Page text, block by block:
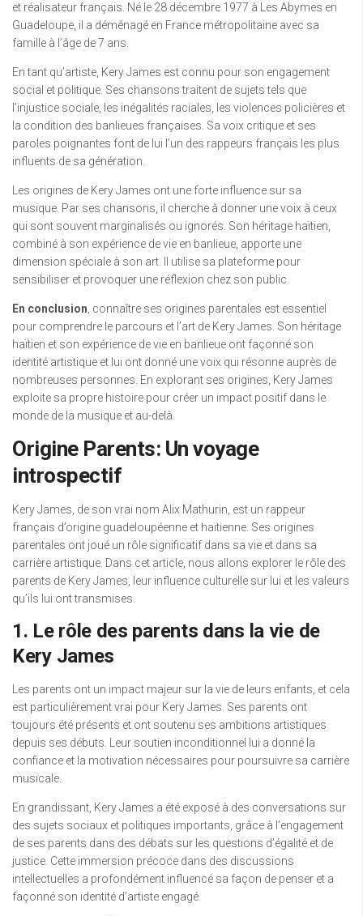
et réalisateur français. Né le 28 décembre 1977 à Les Abymes en
Guadeloupe, il a déménagé en France métropolitaine avec sa
famille à l’âge de 7 ans.
En tant qu’artiste, Kery James est connu pour son engagement
social et politique. Ses chansons traitent de sujets tels que
l’injustice sociale, les inégalités raciales, les violences policières et
la condition des banlieues françaises. Sa voix critique et ses
paroles poignantes font de lui l’un des rappeurs français les plus
influents de sa génération.
Les origines de Kery James ont une forte influence sur sa
musique. Par ses chansons, il cherche à donner une voix à ceux
qui sont souvent marginalisés ou ignorés. Son héritage haïtien,
combiné à son expérience de vie en banlieue, apporte une
dimension spéciale à son art. Il utilise sa plateforme pour
sensibiliser et provoquer une réflexion chez son public.
En conclusion , connaître ses origines parentales est essentiel
pour comprendre le parcours et l’art de Kery James. Son héritage
haïtien et son expérience de vie en banlieue ont façonné son
identité artistique et lui ont donné une voix qui résonne auprès de
nombreuses personnes. En explorant ses origines, Kery James
exploite sa propre histoire pour créer un impact positif dans le
monde de la musique et au-delà.
Origine Parents: Un voyage
introspectif
Kery James, de son vrai nom Alix Mathurin, est un rappeur
français d’origine guadeloupéenne et haïtienne. Ses origines
parentales ont joué un rôle significatif dans sa vie et dans sa
carrière artistique. Dans cet article, nous allons explorer le rôle des
parents de Kery James, leur influence culturelle sur lui et les valeurs
qu’ils lui ont transmises.
1. Le rôle des parents dans la vie de
Kery James
Les parents ont un impact majeur sur la vie de leurs enfants, et cela
est particulièrement vrai pour Kery James. Ses parents ont
toujours été présents et ont soutenu ses ambitions artistiques
depuis ses débuts. Leur soutien inconditionnel lui a donné la
confiance et la motivation nécessaires pour poursuivre sa carrière
musicale.
En grandissant, Kery James a été exposé à des conversations sur
des sujets sociaux et politiques importants, grâce à l’engagement
de ses parents dans des débats sur les questions d’égalité et de
justice. Cette immersion précoce dans des discussions
intellectuelles a profondément influencé sa façon de penser et a
façonné son identité d’artiste engagé.